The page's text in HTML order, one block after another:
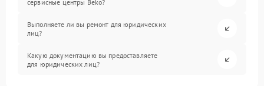
сервисные центры Beko?
Выполняете ли вы ремонт для юридических
лиц?
Какую документацию вы предоставляете
для юридических лиц?